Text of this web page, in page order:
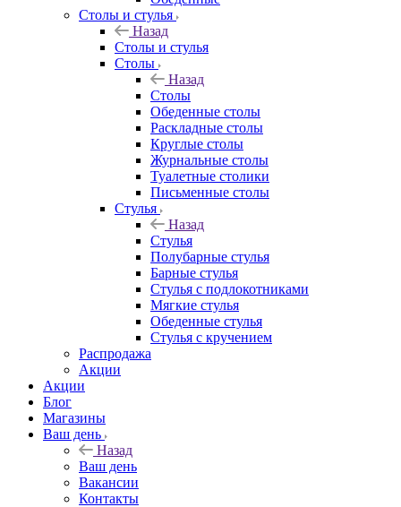
Столы и стулья
Назад
Столы и стулья
Столы
Назад
Столы
Обеденные столы
Раскладные столы
Круглые столы
Журнальные столы
Туалетные столики
Письменные столы
Стулья
Назад
Стулья
Полубарные стулья
Барные стулья
Стулья с подлокотниками
Мягкие стулья
Обеденные стулья
Стулья с кручением
Распродажа
Акции
Акции
Блог
Магазины
Ваш день
Назад
Ваш день
Вакансии
Контакты